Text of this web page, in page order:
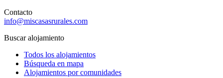
Contacto
info@miscasasrurales.com
Buscar alojamiento
Todos los alojamientos
Búsqueda en mapa
Alojamientos por comunidades